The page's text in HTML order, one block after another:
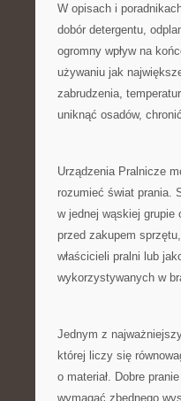
W opisach i
dobór detergentu,
ogromny wpływ na
używaniu jak
zabrudzenia,
uniknąć osadów,
Urządzenia Pralnicze
rozumieć świat prania.
w jednej wąskiej grupie
przed zakupem
właścicieli pralni lub
wykorzystywanych w
Jednym z
której liczy się
o materiał. Dobre
wymagać zbędnego